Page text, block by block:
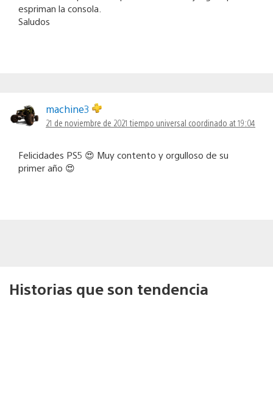
espriman la consola.
Saludos
machine3
21 de noviembre de 2021 tiempo universal coordinado at 19:04
Felicidades PS5 😍 Muy contento y orgulloso de su
primer año 😍
Historias que son tendencia